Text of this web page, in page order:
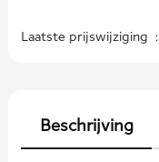
Laatste prijswijziging :
Beschrijving